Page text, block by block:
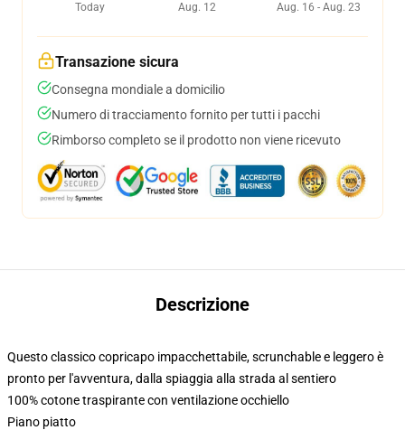
Today
Aug. 12
Aug. 16 - Aug. 23
Transazione sicura
Consegna mondiale a domicilio
Numero di tracciamento fornito per tutti i pacchi
Rimborso completo se il prodotto non viene ricevuto
Descrizione
Questo classico copricapo impacchettabile, scrunchable e leggero è
pronto per l'avventura, dalla spiaggia alla strada al sentiero
100% cotone traspirante con ventilazione occhiello
Piano piatto